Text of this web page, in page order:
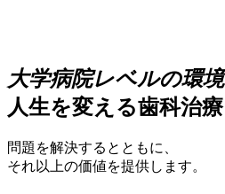
大学病院レベルの環境
人生を変える歯科治療
問題を解決するとともに、
それ以上の価値を提供します。